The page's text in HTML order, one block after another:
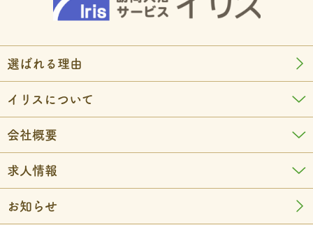
選ばれる理由
イリスについて
会社概要
求人情報
お知らせ